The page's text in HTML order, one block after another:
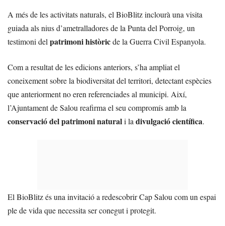
A més de les activitats naturals, el BioBlitz inclourà una visita
guiada als nius d’ametralladores de la Punta del Porroig, un
testimoni del patrimoni històricde la Guerra Civil Espanyola.
Com a resultat de les edicions anteriors, s’ha ampliat el
coneixement sobre la biodiversitat del territori, detectant espècies
que anteriorment no eren referenciades al municipi. Així,
l’Ajuntament de Salou reafirma el seu compromís amb la
conservació del patrimoni naturali la divulgació científica.
El BioBlitz és una invitació a redescobrir Cap Salou com un espai
ple de vida que necessita ser conegut i protegit.